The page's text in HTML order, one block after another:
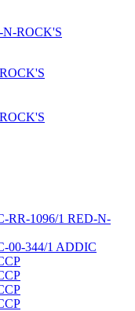
N-ROCK'S
RR-1096/1 RED-N-
00-344/1 ADDIC